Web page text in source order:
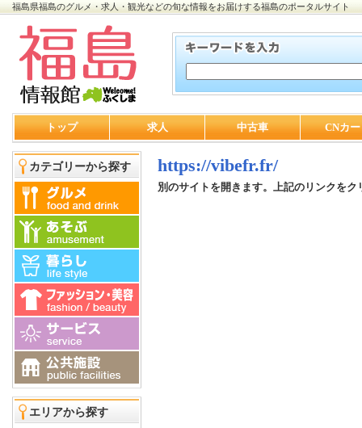
福島県福島のグルメ・求人・観光などの旬な情報をお届けする福島のポータルサイト
トップ 求人 中古車 CNカ
カテゴリーから探す
エリアから探す
https://vibefr.fr/
別のサイトを開きます。上記のリンクをク